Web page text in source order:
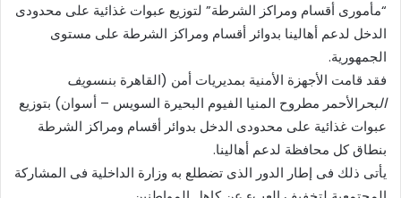
“مأمورى أقسام ومراكز الشرطة” لتوزيع عبوات غذائية على محدودى
الدخل لدعم أهالينا بدوائر أقسام ومراكز الشرطة على مستوى
الجمهورية.
فقد قامت الأجهزة الأمنية بمديريات أمن (القاهرة بنىسويف
البحر الأحمر مطروح المنيا الفيوم البحيرة السويس – أسوان) بتوزيع
عبوات غذائية على محدودى الدخل بدوائر أقسام ومراكز الشرطة
بنطاق كل محافظة لدعم أهالينا.
يأتى ذلك فى إطار الدور الذى تضطلع به وزارة الداخلية فى المشاركة